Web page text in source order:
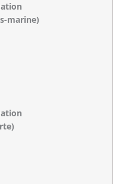
marine)